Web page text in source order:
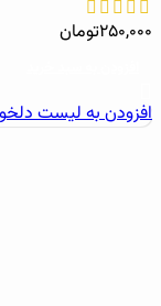
۲۵۰,۰۰۰تومان
افزودن به لیست